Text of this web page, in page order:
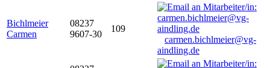
Bichlmeier
Carmen
08237
9607-30
109
carmen.bichlmeier@vg-
aindling.de